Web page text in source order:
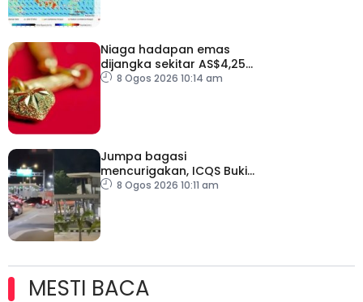
Niaga hadapan emas
dijangka sekitar AS$4,250
hingga AS$4,350 minggu
8 Ogos 2026 10:14 am
Jumpa bagasi
mencurigakan, ICQS Bukit
Kayu Hitam ditutup dua
8 Ogos 2026 10:11 am
MESTI BACA